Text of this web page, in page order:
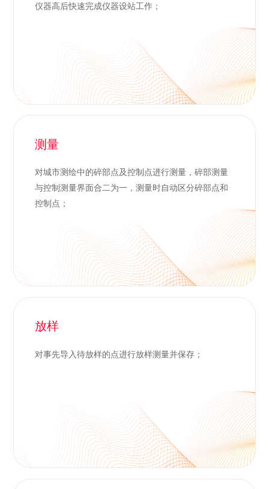
仪器高后快速完成仪器设站工作；
测量
对城市测绘中的碎部点及控制点进行测量，碎部测量
与控制测量界面合二为一，测量时自动区分碎部点和
控制点；
放样
对事先导入待放样的点进行放样测量并保存；